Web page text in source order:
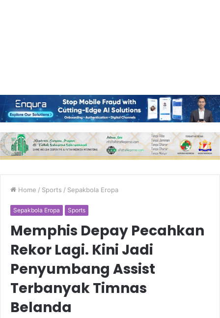
Home / Sports / Sepakbola Eropa
Sepakbola Eropa Sports
Memphis Depay Pecahkan
Rekor Lagi. Kini Jadi
Penyumbang Assist
Terbanyak Timnas
Belanda